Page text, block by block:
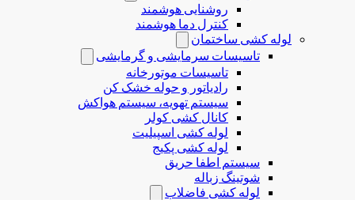
روشنایی هوشمند
کنترل دما هوشمند
لوله کشی ساختمان
تاسیسات سرمایشی و گرمایشی
تاسیسات موتورخانه
رادیاتور و حوله خشک کن
سیستم تهویه، سیستم هواکش
کانال کشی کولر
لوله کشی اسپیلیت
لوله کشی پکیج
سیستم اطفا حریق
شوتینگ زباله
لوله كشی فاضلاب